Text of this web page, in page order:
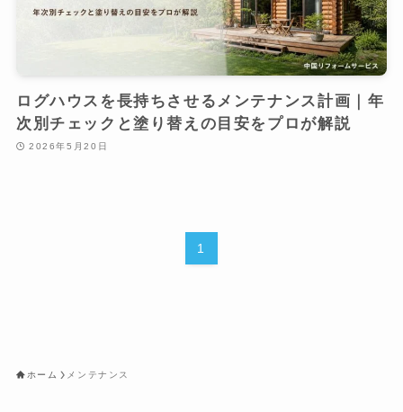
ログハウスを長持ちさせるメンテナンス計画｜年
次別チェックと塗り替えの目安をプロが解説
2026年5月20日
1
ホーム メンテナンス